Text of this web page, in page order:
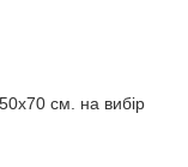
см. на вибір